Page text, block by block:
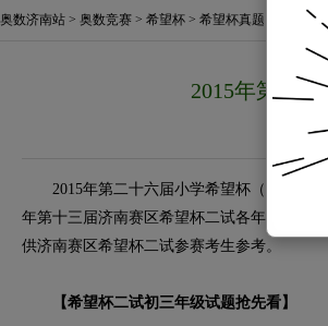
奥数济南站 > 奥数竞赛 > 希望杯 > 希望杯真题
2015年第二
来源：
2015年第二十六届小学希望杯（济南赛
年第十三届济南赛区希望杯二试各年级的试
供济南赛区希望杯二试参赛考生参考。
【希望杯二试初三年级试题抢先看】